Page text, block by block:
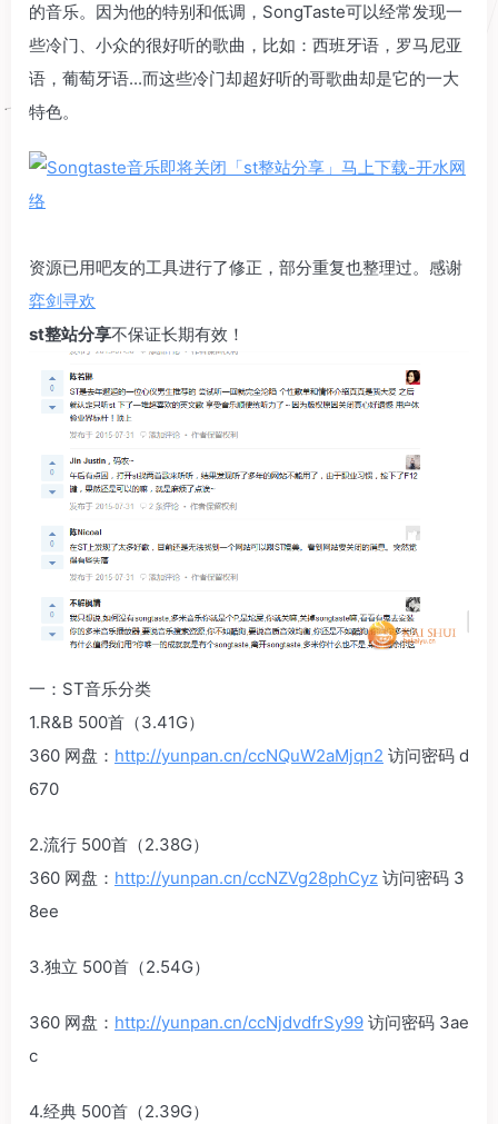
的音乐。因为他的特别和低调，SongTaste可以经常发现一
些冷门、小众的很好听的歌曲，比如：西班牙语，罗马尼亚
语，葡萄牙语...而这些冷门却超好听的哥歌曲却是它的一大
特色。
资源已用吧友的工具进行了修正，部分重复也整理过。感谢
弈剑寻欢
st整站分享不保证长期有效！
一：ST音乐分类
1.R&B 500首（3.41G）
360 网盘： http://yunpan.cn/ccNQuW2aMjqn2 访问密码 d
670
2.流行 500首（2.38G）
360 网盘： http://yunpan.cn/ccNZVg28phCyz 访问密码 3
8ee
3.独立 500首（2.54G）
360 网盘： http://yunpan.cn/ccNjdvdfrSy99 访问密码 3ae
c
4.经典 500首（2.39G）